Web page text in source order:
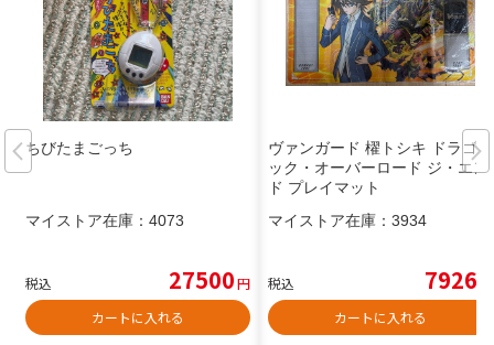
ちびたまごっち
マイストア在庫： 4073
税込 27500円
カートに入れる
ヴァンガード 櫂トシキ ドラゴニ
ック・オーバーロード ジ・エン
ド プレイマット
マイストア在庫： 3934
税込 7926
カートに入れる